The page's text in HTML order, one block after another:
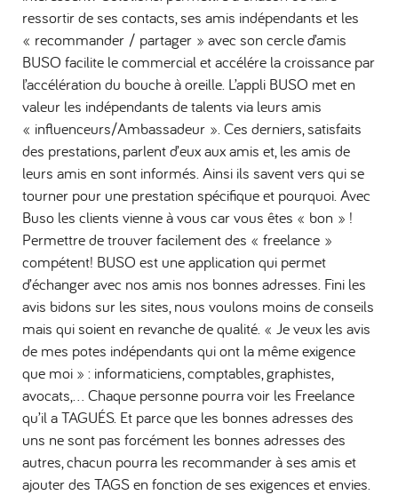
ressortir de ses contacts, ses amis indépendants et les
« recommander / partager » avec son cercle d’amis
BUSO facilite le commercial et accélére la croissance par
l’accélération du bouche à oreille. L’appli BUSO met en
valeur les indépendants de talents via leurs amis
« influenceurs/Ambassadeur ». Ces derniers, satisfaits
des prestations, parlent d’eux aux amis et, les amis de
leurs amis en sont informés. Ainsi ils savent vers qui se
tourner pour une prestation spécifique et pourquoi. Avec
Buso les clients vienne à vous car vous êtes « bon » !
Permettre de trouver facilement des « freelance »
compétent! BUSO est une application qui permet
d’échanger avec nos amis nos bonnes adresses. Fini les
avis bidons sur les sites, nous voulons moins de conseils
mais qui soient en revanche de qualité. « Je veux les avis
de mes potes indépendants qui ont la même exigence
que moi » : informaticiens, comptables, graphistes,
avocats,… Chaque personne pourra voir les Freelance
qu’il a TAGUÉS. Et parce que les bonnes adresses des
uns ne sont pas forcément les bonnes adresses des
autres, chacun pourra les recommander à ses amis et
ajouter des TAGS en fonction de ses exigences et envies.